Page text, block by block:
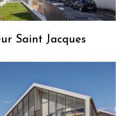
Saint Jacques